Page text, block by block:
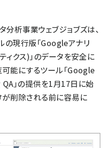
分析事業ウェブジョブズは、
現行版「Googleアナリ
ィクス)」のデータを安全に
可能にするツール「Google
」の提供を1月17日に始
が削除される前に容易に